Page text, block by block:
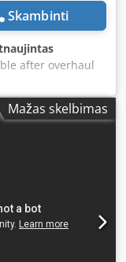
Skambinti
after overhaul
Mažas skelbimas